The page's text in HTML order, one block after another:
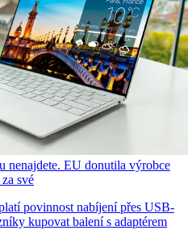
nenajdete. EU donutila výrobce
své
povinnost nabíjení přes USB-
kupovat balení s adaptérem